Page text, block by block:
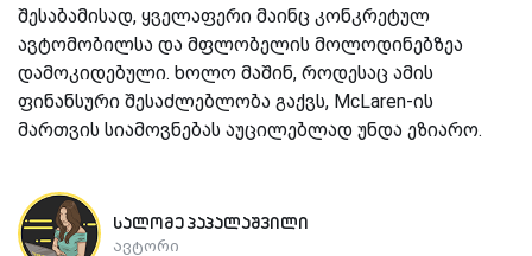
შესაბამისად, ყველაფერი მაინც კონკრეტულ
ავტომობილსა და მფლობელის მოლოდინებზეა
დამოკიდებული. ხოლო მაშინ, როდესაც ამის
ფინანსური შესაძლებლობა გაქვს, McLaren-ის
მართვის სიამოვნებას აუცილებლად უნდა ეზიარო.
სალომე პაპალაშვილი
ავტორი